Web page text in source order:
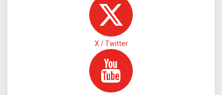
X / Twitter